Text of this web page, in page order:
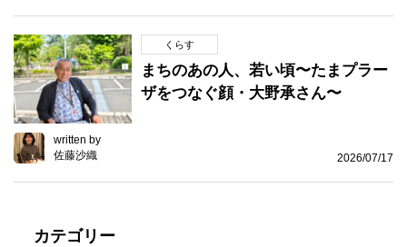
くらす
まちのあの人、若い頃〜たまプラー
ザをつなぐ顔・大野承さん〜
written by
佐藤沙織
2026/07/17
カテゴリー